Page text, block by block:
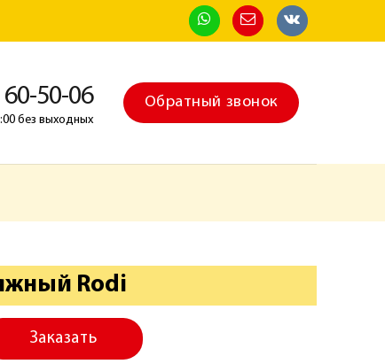
50-06
без выходных
Обратный звонок
Rodi
Заказать